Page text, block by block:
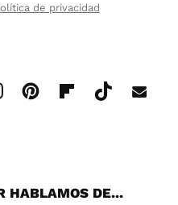
de privacidad
HABLAMOS DE...